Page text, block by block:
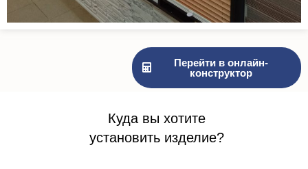
Перейти в онлайн-
конструктор
Куда вы хотите
установить изделие?